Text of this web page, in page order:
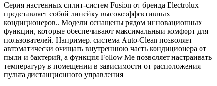
Серия настенных сплит-систем Fusion от бренда Electrolux
представляет собой линейку высокоэффективных
кондиционеров.. Модели оснащены рядом инновационных
функций, которые обеспечивают максимальный комфорт для
пользователей. Например, система Auto-Clean позволяет
автоматически очищать внутреннюю часть кондиционера от
пыли и бактерий, а функция Follow Me позволяет настраивать
температуру в помещении в зависимости от расположения
пульта дистанционного управления.